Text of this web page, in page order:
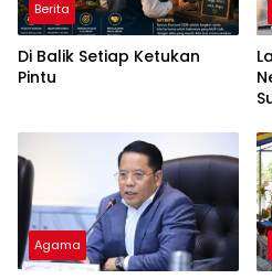
Berita
Di Balik Setiap Ketukan
Pintu
Agama